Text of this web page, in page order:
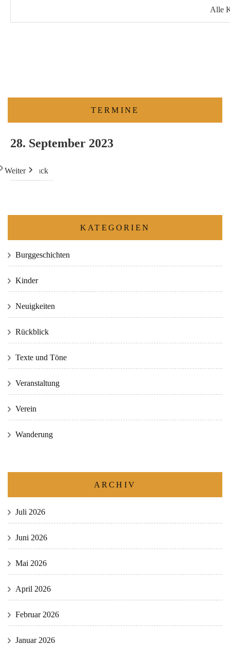
Alle
TERMINE
28. September 2023
Zurück
Heute
Weiter
KATEGORIEN
Burggeschichten
Kinder
Neuigkeiten
Rückblick
Texte und Töne
Veranstaltung
Verein
Wanderung
ARCHIV
Juli 2026
Juni 2026
Mai 2026
April 2026
Februar 2026
Januar 2026